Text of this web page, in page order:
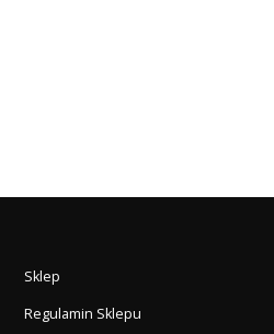
Sklep
Regulamin Sklepu